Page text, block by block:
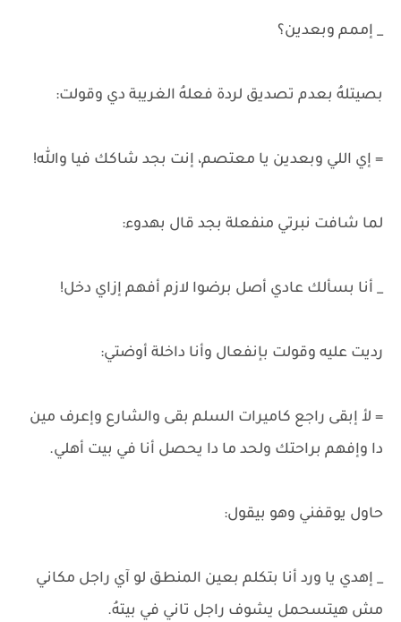
_ إممم وبعدين؟
بصيتلهُ بعدم تصديق لردة فعلهُ الغريبة دي وقولت:
= إي اللي وبعدين يا معتصم، إنت بجد شاكك فيا والله!
لما شافت نبرتي منفعلة بجد قال بهدوء:
_ أنا بسألك عادي أصل برضوا لازم أفهم إزاي دخل!
رديت عليه وقولت بإنفعال وأنا داخلة أوضتي:
= لأ إبقى راجع كاميرات السلم بقى والشارع وإعرف مين
دا وإفهم براحتك ولحد ما دا يحصل أنا في بيت أهلي.
حاول يوقفني وهو بيقول:
_ إهدي يا ورد أنا بتكلم بعين المنطق لو آي راجل مكاني
مش هيتسحمل يشوف راجل تاني في بيتهُ.